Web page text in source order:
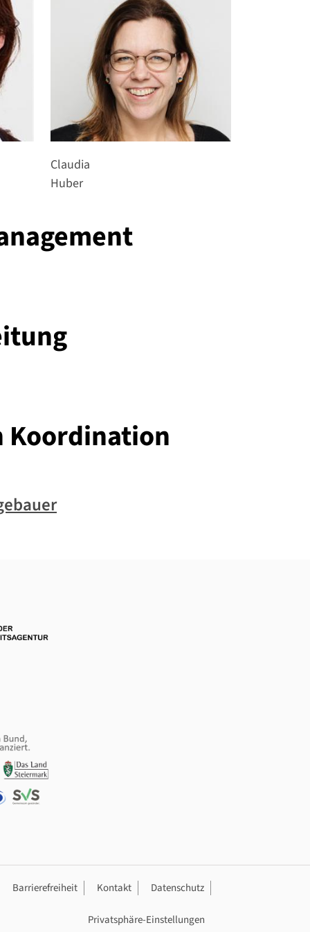
Claudia
Huber
Koordination
Barrierefreiheit Kontakt Datenschutz
Privatsphäre-Einstellungen